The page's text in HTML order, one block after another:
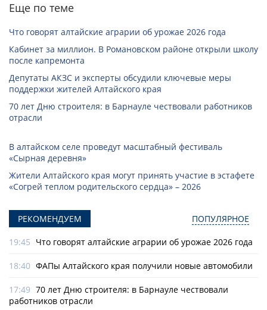
Еще по теме
Что говорят алтайские аграрии об урожае 2026 года
Кабинет за миллион. В Романовском районе открыли школу
после капремонта
Депутаты АКЗС и эксперты обсудили ключевые меры
поддержки жителей Алтайского края
70 лет Дню строителя: в Барнауле чествовали работников
отрасли
В алтайском селе проведут масштабный фестиваль
«Сырная деревня»
Жители Алтайского края могут принять участие в эстафете
«Согрей теплом родительского сердца» – 2026
РЕКОМЕНДУЕМ ПОПУЛЯРНОЕ
19:45 Что говорят алтайские аграрии об урожае 2026 года
18:40 ФАПы Алтайского края получили новые автомобили
17:49 70 лет Дню строителя: в Барнауле чествовали
работников отрасли